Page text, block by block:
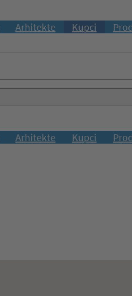
Arhitekte Kupci
Arhitekte Kupci